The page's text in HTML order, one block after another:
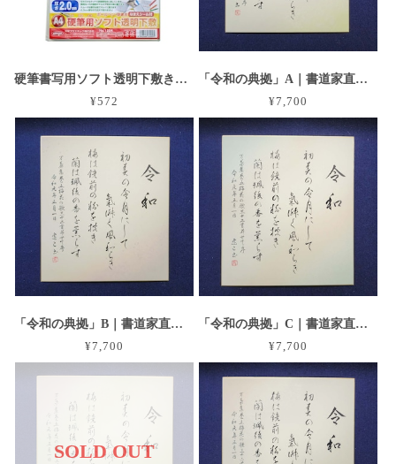
硬筆書写用ソフト透明下敷き（厚口）A4サイズ｜お名前シール付き｜鉛筆、ペン書きに最適！
¥572
「令和の典拠」A｜書道家直筆のグラデーション大色紙作品
¥7,700
「令和の典拠」B｜書道家直筆のグラデーション大色紙作品
¥7,700
「令和の典拠」C｜書道家直筆のグラデーション大色紙作品
¥7,700
SOLD OUT